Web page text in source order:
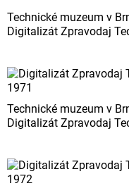
Technické muzeum v
Digitalizát Zpravodaj
Technické muzeum v
Digitalizát Zpravodaj